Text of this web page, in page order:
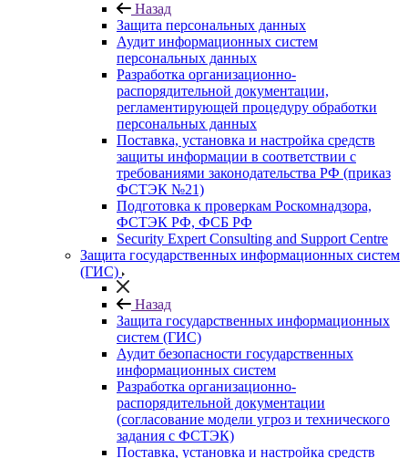
Назад
Защита персональных данных
Аудит информационных систем
персональных данных
Разработка организационно-
распорядительной документации,
регламентирующей процедуру обработки
персональных данных
Поставка, установка и настройка средств
защиты информации в соответствии с
требованиями законодательства РФ (приказ
ФСТЭК №21)
Подготовка к проверкам Роскомнадзора,
ФСТЭК РФ, ФСБ РФ
Security Expert Consulting and Support Centre
Защита государственных информационных систем
(ГИС)
Назад
Защита государственных информационных
систем (ГИС)
Аудит безопасности государственных
информационных систем
Разработка организационно-
распорядительной документации
(согласование модели угроз и технического
задания с ФСТЭК)
Поставка, установка и настройка средств